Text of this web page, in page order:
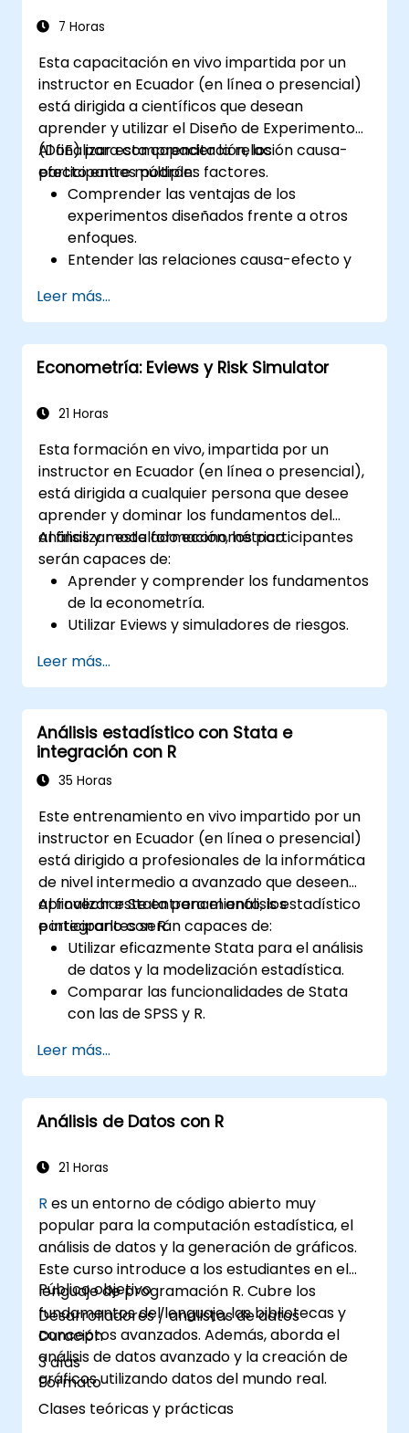
7 Horas
Esta capacitación en vivo impartida por un
instructor en Ecuador (en línea o presencial)
está dirigida a científicos que desean
aprender y utilizar el Diseño de Experimentos
(DoE) para comprender la relación causa-
efecto entre múltiples factores.
Al finalizar esta capacitación, los
participantes podrán:
Comprender las ventajas de los
experimentos diseñados frente a otros
enfoques.
Entender las relaciones causa-efecto y
Aprender las mejores prácticas y pautas
para llevar a cabo experimentos exitosos.
Leer más...
Econometría: Eviews y Risk Simulator
21 Horas
Esta formación en vivo, impartida por un
instructor en Ecuador (en línea o presencial),
está dirigida a cualquier persona que desee
aprender y dominar los fundamentos del
análisis y modelado econométrico.
Al finalizar esta formación, los participantes
serán capaces de:
Aprender y comprender los fundamentos
de la econometría.
Utilizar Eviews y simuladores de riesgos.
Leer más...
Análisis estadístico con Stata e
integración con R
35 Horas
Este entrenamiento en vivo impartido por un
instructor en Ecuador (en línea o presencial)
está dirigido a profesionales de la informática
de nivel intermedio a avanzado que deseen
aprovechar Stata para el análisis estadístico
e integrarlo con R.
Al finalizar este entrenamiento, los
participantes serán capaces de:
Utilizar eficazmente Stata para el análisis
de datos y la modelización estadística.
Comparar las funcionalidades de Stata
con las de SPSS y R.
computación estadística sin
interrupciones.
Desarrollar y automatizar flujos de
trabajo utilizando Stata y R.
Leer más...
Análisis de Datos con R
21 Horas
R es un entorno de código abierto muy
popular para la computación estadística, el
análisis de datos y la generación de gráficos.
Este curso introduce a los estudiantes en el
lenguaje de programación R. Cubre los
fundamentos del lenguaje, las bibliotecas y
conceptos avanzados. Además, aborda el
análisis de datos avanzado y la creación de
gráficos utilizando datos del mundo real.
Público objetivo
Desarrolladores / analistas de datos
Duración
3 días
Formato
Clases teóricas y prácticas